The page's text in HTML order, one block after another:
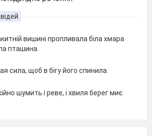
вишині пропливала біла хмара
пташина.
сила, щоб в бігу його спинила.
шумить і реве, і хвиля берег миє.